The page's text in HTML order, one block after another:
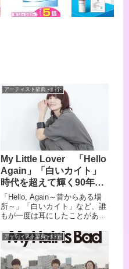
アーティスト辞典 -ま行-
My Little Lover 「Hello
Again」「白いカイト」
時代を超えて輝く90年代
ポップスの金字塔
「Hello, Again～昔からある場
所～」「白いカイト」など、誰
もが一度は耳にしたことがある
Little Lover（マイ・リトル・ラ
バー）。 通称「マイラバ」とし
て親しまれるこの音楽ユニット
は、90年代を代表するポップス
アーティスト辞典 -ま行-